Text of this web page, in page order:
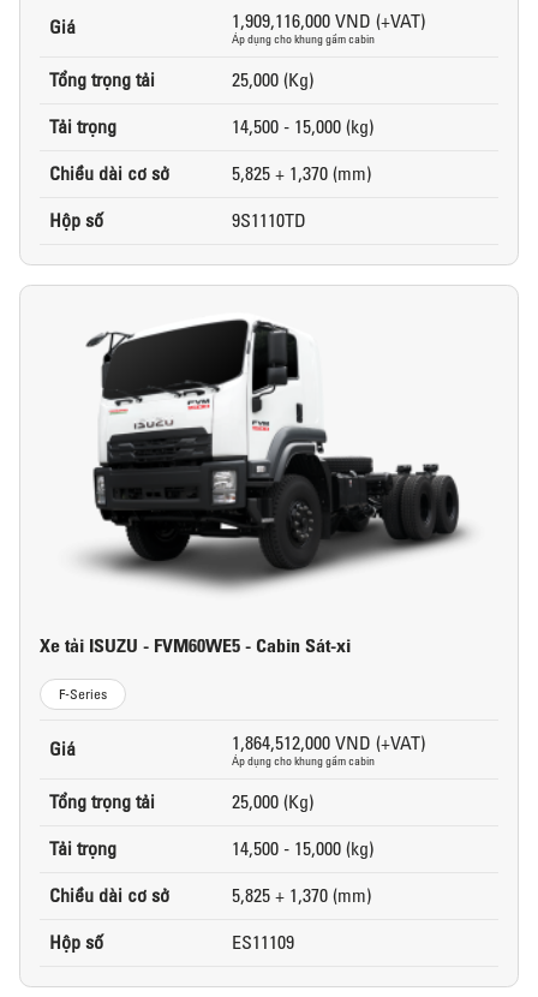
Giá 1,909,116,000 VND (+VAT)
Áp dụng cho khung gầm cabin
Tổng trọng tải
25,000 (Kg)
Tải trọng
14,500 - 15,000 (kg)
Chiều dài cơ sở
5,825 + 1,370 (mm)
Hộp số
9S1110TD
Xe tải ISUZU - FVM60WE5 - Cabin Sát-xi
F-Series
Giá 1,864,512,000 VND (+VAT)
Áp dụng cho khung gầm cabin
Tổng trọng tải
25,000 (Kg)
Tải trọng
14,500 - 15,000 (kg)
Chiều dài cơ sở
5,825 + 1,370 (mm)
Hộp số
ES11109